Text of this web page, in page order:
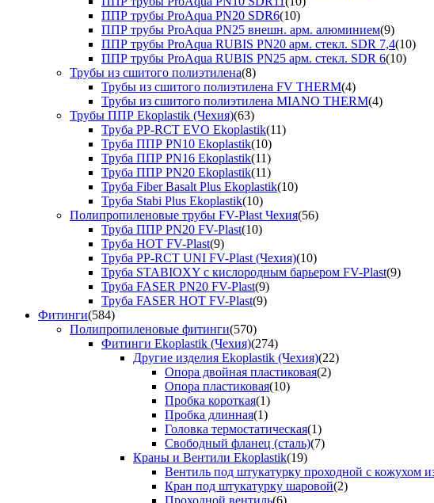
ППР трубы ProAqua PN20 SDR6(10)
ППР трубы ProAqua PN25 внешн. арм. алюминием(9)
ППР трубы ProAqua RUBIS PN20 арм. стекл. SDR 7,4(10)
ППР трубы ProAqua RUBIS PN25 арм. стекл. SDR 6(10)
Трубы из сшитого полиэтилена(8)
Трубы из сшитого полиэтилена FV THERM(4)
Трубы из сшитого полиэтилена MIANO THERM(4)
Трубы ППР Ekoplastik (Чехия)(63)
Труба PP-RCT EVO Ekoplastik(11)
Труба ППР PN10 Ekoplastik(10)
Труба ППР PN16 Ekoplastik(11)
Труба ППР PN20 Ekoplastik(11)
Труба Fiber Basalt Plus Ekoplastik(10)
Труба Stabi Plus Ekoplastik(10)
Полипропиленовые трубы FV-Plast Чехия(56)
Труба ППР PN20 FV-Plast(10)
Труба HOT FV-Plast(9)
Труба PP-RCT UNI FV-Plast (Чехия)(10)
Труба STABIOXY с кислородным барьером FV-Plast(9)
Труба FASER PN20 FV-Plast(9)
Труба FASER HOT FV-Plast(9)
Фитинги(584)
Полипропиленовые фитинги(570)
Фитинги Ekoplastik (Чехия)(274)
Другие изделия Ekoplastik (Чехия)(22)
Опора двойная пластиковая(2)
Опора пластиковая(10)
Пробка короткая(1)
Пробка длинная(1)
Головка термостатическая(1)
Свободный фланец (сталь)(7)
Краны и Вентили Ekoplastik(19)
Вентиль под штукатурку проходной с кожухом
Кран под штукатурку шаровой(2)
Проходной вентиль(6)